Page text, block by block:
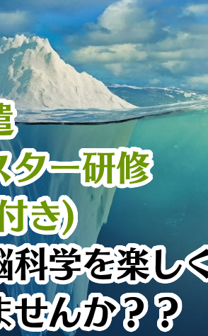
ター研修
き)
科学を楽し
んか？？